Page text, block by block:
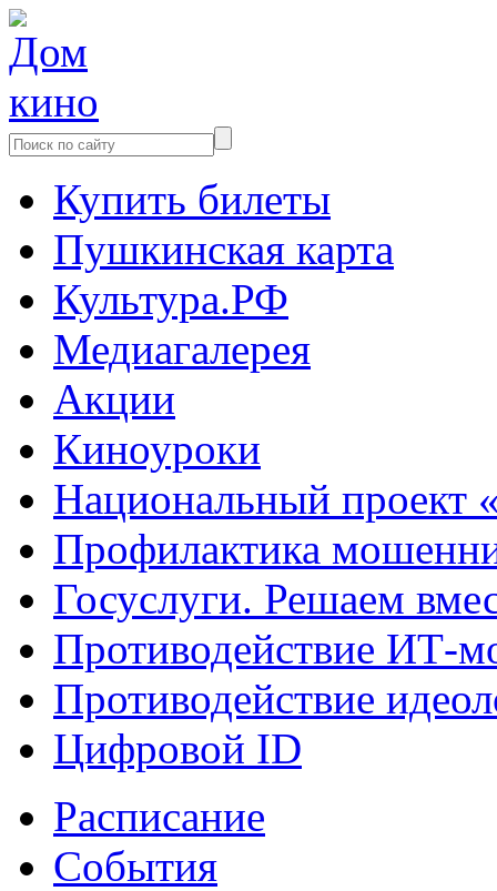
Купить билеты
Пушкинская карта
Культура.РФ
Медиагалерея
Акции
Киноуроки
Национальный проект
Профилактика
Госуслуги. Решаем
Противодействие ИТ-
Противодействие
Цифровой ID
Расписание
События